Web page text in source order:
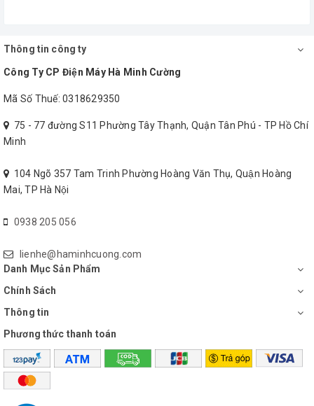
Thông tin công ty
Công Ty CP Điện Máy Hà Minh Cường
Mã Số Thuế: 0318629350
75 - 77 đường S11 Phường Tây Thạnh, Quận Tân Phú - TP Hồ Chí
Minh
104 Ngõ 357 Tam Trinh Phường Hoàng Văn Thụ, Quận Hoàng
Mai, TP Hà Nội
0938 205 056
lienhe@haminhcuong.com
Danh Mục Sản Phẩm
Chính Sách
Thông tin
Phương thức thanh toán